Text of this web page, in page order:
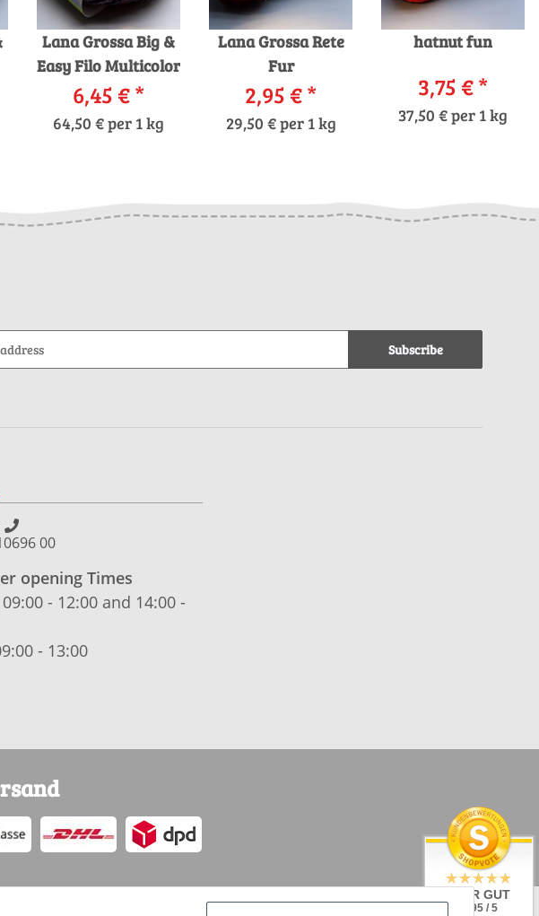
Lana Grossa Big &
Easy Filo Multicolor
6,45 €*
64,50 € per 1 kg
Lana Grossa Rete
Fur
2,95 €*
29,50 € per 1 kg
hatnut fun
3,75 €*
37,50 € per 1 kg
Subscribe
00
opening Times
- 12:00 and 14:00 -
- 13:00
SEHR GUT
4.95 / 5